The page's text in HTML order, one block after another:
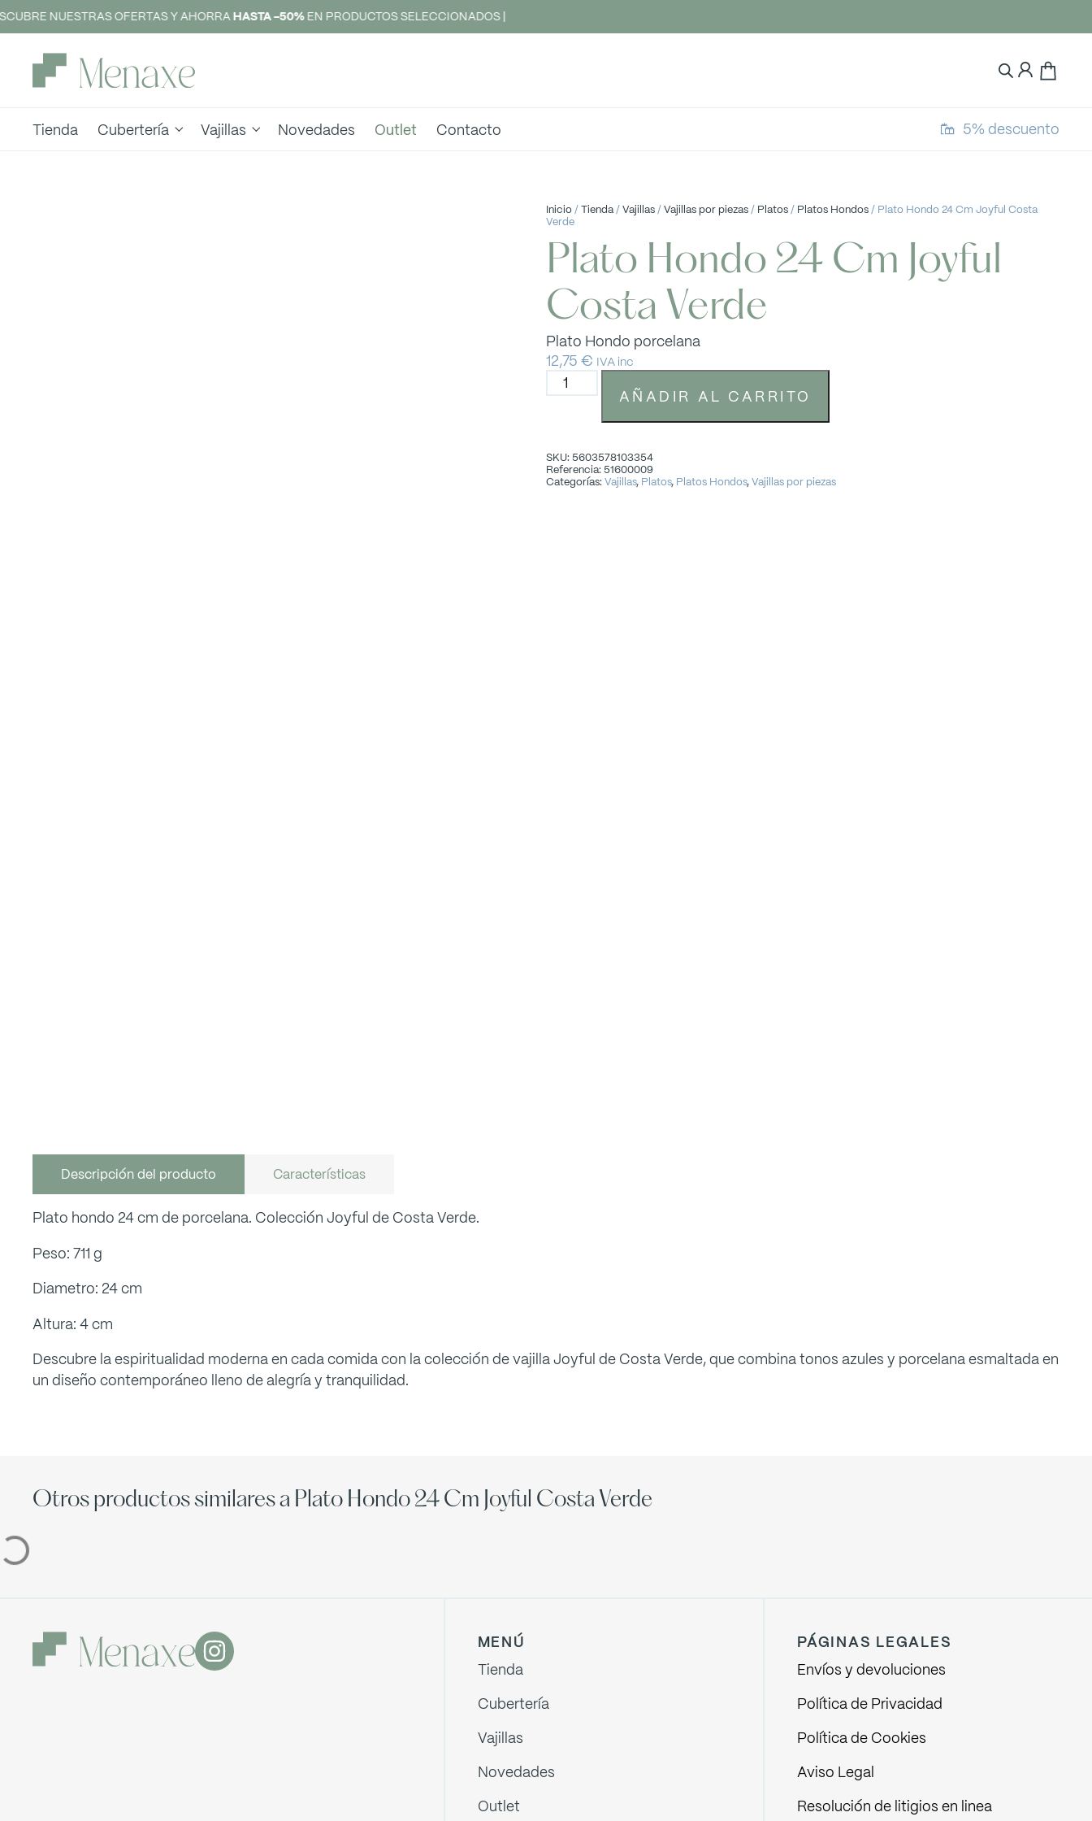
NUESTRAS OFERTAS Y AHORRAHASTA -50%EN PRODUCTOS SELECCIONADOS |
Tienda Cubertería Vajillas Novedades Outlet Contacto 5% descuento
Inicio/Tienda/Vajillas/Vajillas por piezas/ Platos/ Platos Hondos/ Plato Hondo 24 Cm Joyful Costa
Verde
Plato Hondo 24 Cm Joyful
Costa Verde
Plato Hondo porcelana
12,75 € IVA inc
AÑADIR AL CARRITO
SKU: 5603578103354
Referencia: 51600009
Categorías: Vajillas, Platos, Platos Hondos,Vajillas por piezas
Descripción del producto Características
Plato hondo 24 cm de porcelana. Colección Joyful de Costa Verde.
Peso: 711 g
Diametro: 24 cm
Altura: 4 cm
Descubre la espiritualidad moderna en cada comida con la colección de vajilla Joyful de Costa Verde, que combina tonos azules y porcelana esmaltada en
un diseño contemporáneo lleno de alegría y tranquilidad.
Otros productos similares a Plato Hondo 24 Cm Joyful Costa Verde
MENÚ
Tienda
Cubertería
Vajillas
Novedades
Outlet
PÁGINAS LEGALES
Envíos y devoluciones
Política de Privacidad
Política de Cookies
Aviso Legal
Resolución de litigios en linea